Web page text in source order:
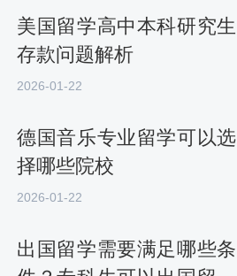
美国留学高中本科研究生
存款问题解析
2026-01-22
德国音乐专业留学可以选
择哪些院校
2026-01-22
出国留学需要满足哪些条